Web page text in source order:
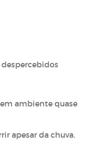
ambiente quase
apesar da chuva.